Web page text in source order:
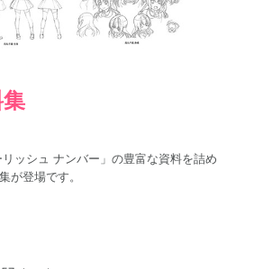
ッシュ ナンバー」の豊富な資料を詰め
が登場です。